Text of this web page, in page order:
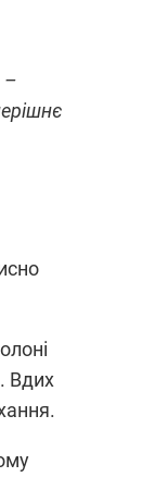
–
Вдих